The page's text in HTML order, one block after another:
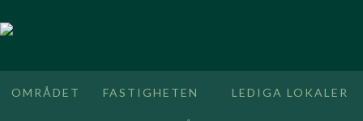
OMRÅDET FASTIGHETEN LEDIGA LOKALER